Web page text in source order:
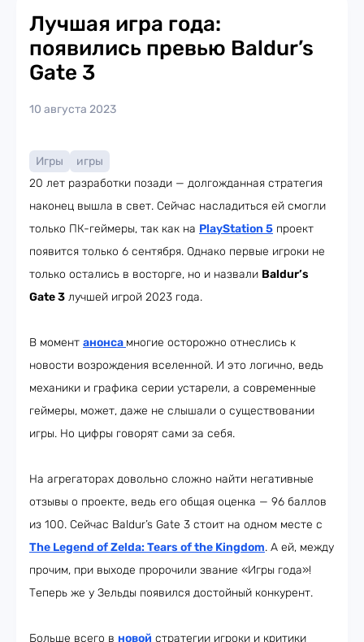
Лучшая игра года:
появились превью Baldur’s
Gate 3
10 августа 2023
Игры
игры
20 лет разработки позади — долгожданная стратегия
наконец вышла в свет. Сейчас насладиться ей смогли
только ПК-геймеры, так как на PlayStation 5 проект
появится только 6 сентября. Однако первые игроки не
только остались в восторге, но и назвали Baldur’s
Gate 3 лучшей игрой 2023 года.
В момент анонса многие осторожно отнеслись к
новости возрождения вселенной. И это логично, ведь
механики и графика серии устарели, а современные
геймеры, может, даже не слышали о существовании
игры. Но цифры говорят сами за себя.
На агрегаторах довольно сложно найти негативные
отзывы о проекте, ведь его общая оценка — 96 баллов
из 100. Сейчас Baldur’s Gate 3 стоит на одном месте с
The Legend of Zelda: Tears of the Kingdom. А ей, между
прочим, при выходе пророчили звание «Игры года»!
Теперь же у Зельды появился достойный конкурент.
Больше всего в новой стратегии игроки и критики